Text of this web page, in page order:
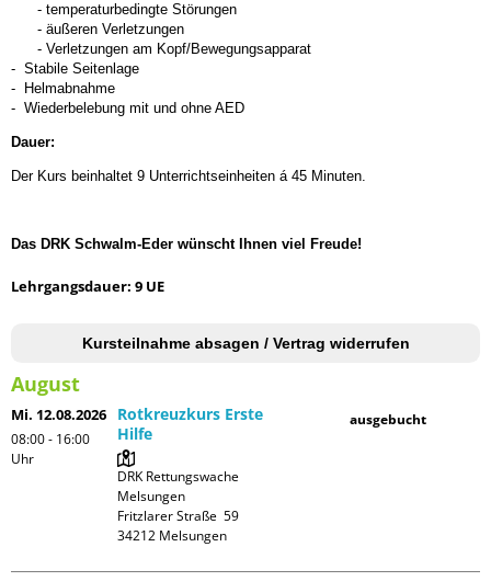
- temperaturbedingte Störungen
- äußeren Verletzungen
- Verletzungen am Kopf/Bewegungsapparat
- Stabile Seitenlage
- Helmabnahme
- Wiederbelebung mit und ohne AED
Dauer:
Der Kurs beinhaltet 9 Unterrichtseinheiten á 45 Minuten.
Das DRK Schwalm-Eder wünscht Ihnen viel Freude!
Lehrgangsdauer: 9 UE
Kursteilnahme absagen / Vertrag widerrufen
August
Mi. 12.08.2026
08:00 - 16:00
Uhr
Rotkreuzkurs Erste
Hilfe
DRK Rettungswache
Melsungen
Fritzlarer Straße  59
ausgebucht